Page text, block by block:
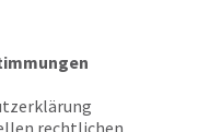
rechtlichen